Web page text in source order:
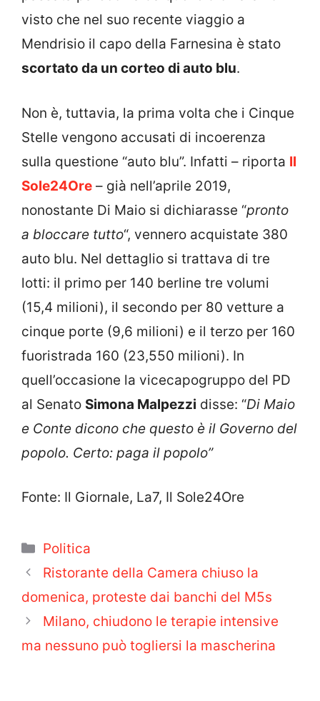
visto che nel suo recente viaggio a
Mendrisio il capo della Farnesina è stato
scortato da un corteo di auto blu.
Non è, tuttavia, la prima volta che i Cinque
Stelle vengono accusati di incoerenza
sulla questione “auto blu”. Infatti – riporta Il
Sole24Ore – già nell’aprile 2019,
nonostante Di Maio si dichiarasse “pronto
a bloccare tutto“, vennero acquistate 380
auto blu. Nel dettaglio si trattava di tre
lotti: il primo per 140 berline tre volumi
(15,4 milioni), il secondo per 80 vetture a
cinque porte (9,6 milioni) e il terzo per 160
fuoristrada 160 (23,550 milioni). In
quell’occasione la vicecapogruppo del PD
al Senato Simona Malpezzi disse: “Di Maio
e Conte dicono che questo è il Governo del
popolo. Certo: paga il popolo”
Fonte: Il Giornale, La7, Il Sole24Ore
Categorie
Politica
Ristorante della Camera chiuso la
domenica, proteste dai banchi del M5s
Milano, chiudono le terapie intensive
ma nessuno può togliersi la mascherina